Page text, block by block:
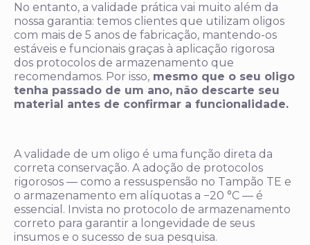
No entanto, a validade prática vai muito além da
nossa garantia: temos clientes que utilizam oligos
com mais de 5 anos de fabricação, mantendo-os
estáveis e funcionais graças à aplicação rigorosa
dos protocolos de armazenamento que
recomendamos. Por isso, mesmo que o seu oligo
tenha passado de um ano, não descarte seu
material antes de confirmar a funcionalidade.
A validade de um oligo é uma função direta da
correta conservação. A adoção de protocolos
rigorosos — como a ressuspensão no Tampão TE e
o armazenamento em alíquotas a −20 °C — é
essencial. Invista no protocolo de armazenamento
correto para garantir a longevidade de seus
insumos e o sucesso de sua pesquisa.